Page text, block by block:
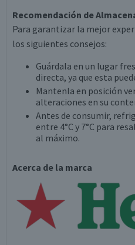
Recomendación de
Para garantizar la mejor
los siguientes consejos:
Guárdala en un lugar
directa, ya que esta
Mantenla en posición
alteraciones en su
Antes de consumir,
entre 4°C y 7°C para
al máximo.
Acerca de la marca